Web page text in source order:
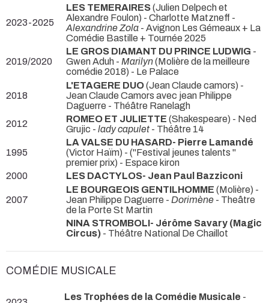
2023-2025
LES TEMERAIRES(Julien Delpech et
Alexandre Foulon) - Charlotte Matzneff -
Alexandrine Zola - Avignon Les Gémeaux + La
Comédie Bastille + Tournée 2025
2019/2020
LE GROS DIAMANT DU PRINCE LUDWIG -
Gwen Aduh - Marilyn(Molière de la meilleure
comédie 2018) - Le Palace
2018
L'ETAGERE DUO(Jean Claude camors) -
Jean Claude Camors avec jean Philippe
Daguerre - Théâtre Ranelagh
2012
ROMEO ET JULIETTE (Shakespeare) - Ned
Grujic - lady capulet - Théâtre 14
1995
LA VALSE DU HASARD- Pierre Lamandé
(Victor Haïm) - ("Festival jeunes talents "
premier prix) - Espace kiron
2000
LES DACTYLOS- Jean Paul Bazziconi
2007
LE BOURGEOIS GENTILHOMME (Molière) -
Jean Philippe Daguerre - Dorimène - Theâtre
de la Porte St Martin
NINA STROMBOLI- Jérôme Savary (Magic
Circus) - Théâtre National De Chaillot
COMÉDIE MUSICALE
Les Trophées de la Comédie Musicale -